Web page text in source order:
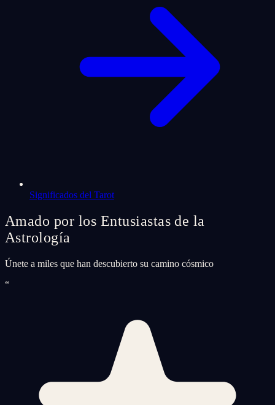
Significados del Tarot
Amado por los Entusiastas de la
Astrología
Únete a miles que han descubierto su camino cósmico
“